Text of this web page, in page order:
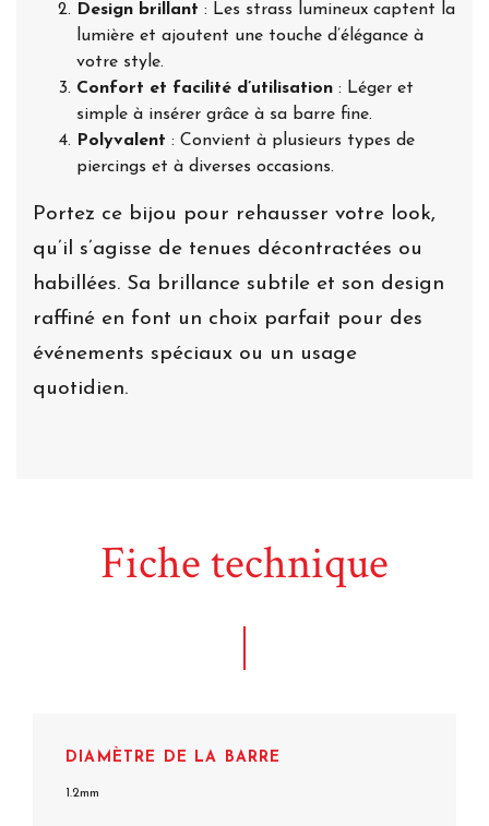
Design brillant : Les strass lumineux captent la
lumière et ajoutent une touche d’élégance à
votre style.
Confort et facilité d’utilisation : Léger et
simple à insérer grâce à sa barre fine.
Polyvalent : Convient à plusieurs types de
piercings et à diverses occasions.
Portez ce bijou pour rehausser votre look,
qu’il s’agisse de tenues décontractées ou
habillées. Sa brillance subtile et son design
raffiné en font un choix parfait pour des
événements spéciaux ou un usage
quotidien.
Fiche technique
DIAMÈTRE DE LA BARRE
1.2mm